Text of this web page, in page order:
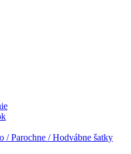
/ Parochne / Hodvábne šatky